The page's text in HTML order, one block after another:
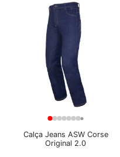
Calça Jeans ASW Corse
Original 2.0